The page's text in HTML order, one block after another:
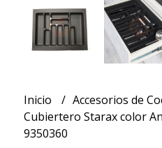
Inicio Accesorios de
Cubiertero Starax color
9350360